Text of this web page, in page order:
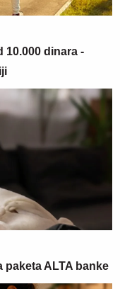
10.000 dinara -
paketa ALTA banke